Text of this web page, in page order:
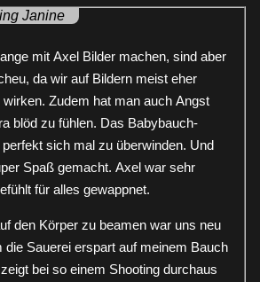
Janine
mit Axel Bilder machen, sind aber
da wir auf Bildern meist eher
Zudem hat man auch Angst
blöd zu fühlen. Das Babybauch-
sich mal zu überwinden. Und
Spaß gemacht. Axel war sehr
für alles gewappnet.
den Körper zu beamen war uns neu
die Sauerei erspart auf meinem Bauch
bei so einem Shooting durchaus